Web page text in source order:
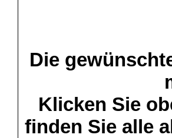
Die
Klicken Sie
finden Sie alle